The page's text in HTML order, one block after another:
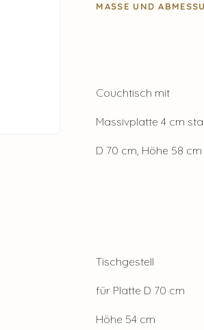
MASSE UND
Couchtisch mit
Massivplatte 4 cm
D 70 cm, Höhe 58 cm
Tischgestell
für Platte D 70 cm
Höhe 54 cm